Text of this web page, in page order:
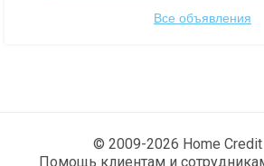
Все объявления
© 2009-2026 Home
Помощь клиентам и